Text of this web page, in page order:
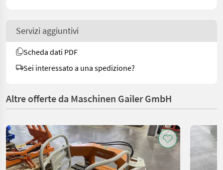
Servizi aggiuntivi
Scheda dati PDF
Sei interessato a una spedizione?
Altre offerte da Maschinen Gailer GmbH